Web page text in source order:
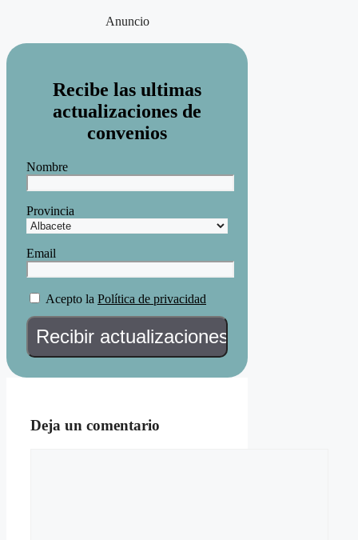
Anuncio
Recibe las ultimas
actualizaciones de
convenios
Nombre
Provincia
Email
Acepto la Política de privacidad
Deja un comentario